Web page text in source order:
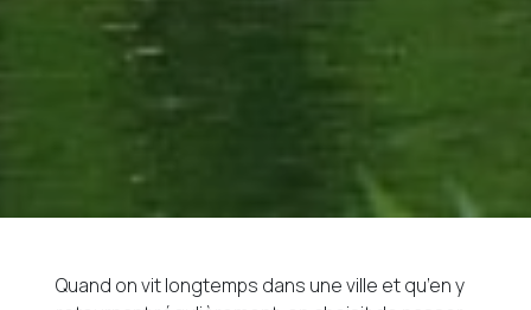
Quand on vit longtemps dans une ville et qu’en y